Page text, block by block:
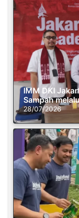
IMM DKI
Sampah
28/07/2026